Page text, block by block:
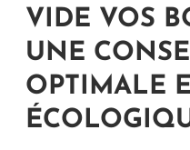
VIDE VOS
UNE
OPTIMALE